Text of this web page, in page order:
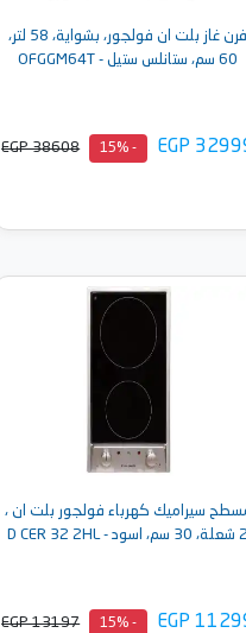
فرن غاز بلت ان فولجور، بشواية، 58 لتر،
60 سم، ستانلس ستيل - OFGGM64T
EGP
- 15%
EGP 38608
أضف إلى السلة
سيراميك كهرباء فولجور بلت ان ،
2 شعلة، 30 سم، اسود - D CER 32 2HL
EGP
- 15%
EGP 13197